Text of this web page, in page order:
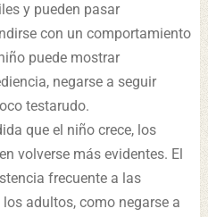
y pueden pasar
con un comportamiento
puede mostrar
negarse a seguir
testarudo.
que el niño crece, los
volverse más evidentes. El
frecuente a las
adultos, como negarse a